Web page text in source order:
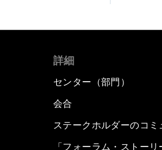
詳細
センター（部門）
会合
ステークホルダーのコミ
「フォーラム・ストーリ